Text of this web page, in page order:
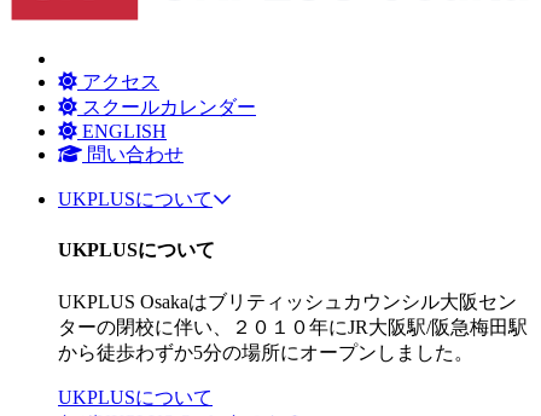
アクセス
スクールカレンダー
ENGLISH
問い合わせ
UKPLUSについて
UKPLUSについて
UKPLUS Osakaはブリティッシュカウンシル大阪セン
ターの閉校に伴い、２０１０年にJR大阪駅/阪急梅田駅
から徒歩わずか5分の場所にオープンしました。
UKPLUSについて